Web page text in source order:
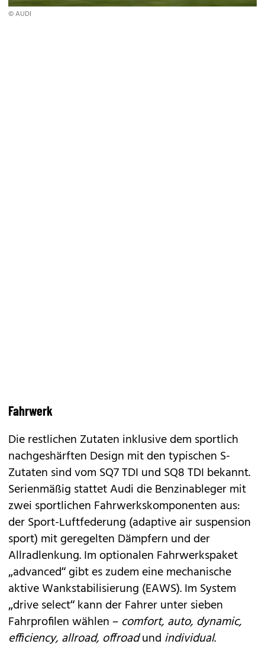
© AUDI
Fahrwerk
Die restlichen Zutaten inklusive dem sportlich
nachgeshärften Design mit den typischen S-
Zutaten sind vom SQ7 TDI und SQ8 TDI bekannt.
Serienmäßig stattet Audi die Benzinableger mit
zwei sportlichen Fahrwerkskomponenten aus:
der Sport-Luftfederung (adaptive air suspension
sport) mit geregelten Dämpfern und der
Allradlenkung. Im optionalen Fahrwerkspaket
„advanced“ gibt es zudem eine mechanische
aktive Wankstabilisierung (EAWS). Im System
„drive select“ kann der Fahrer unter sieben
Fahrprofilen wählen – comfort, auto, dynamic,
efficiency, allroad, offroadund individual.